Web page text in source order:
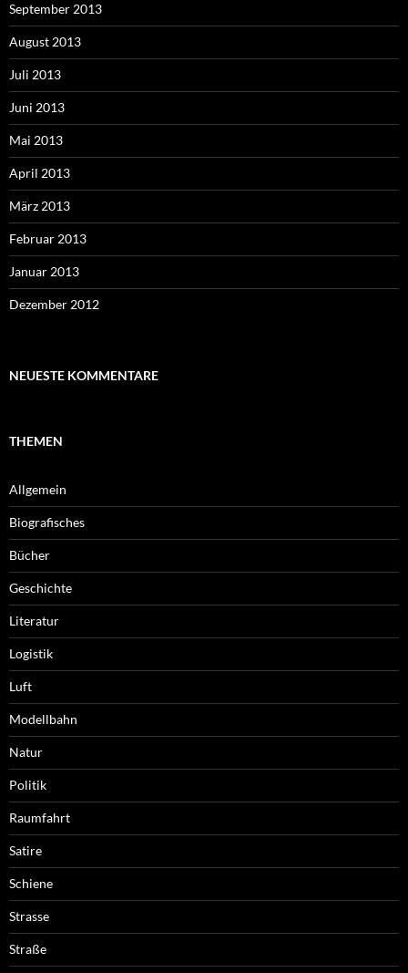
September 2013
August 2013
Juli 2013
Juni 2013
Mai 2013
April 2013
März 2013
Februar 2013
Januar 2013
Dezember 2012
NEUESTE KOMMENTARE
THEMEN
Allgemein
Biografisches
Bücher
Geschichte
Literatur
Logistik
Luft
Modellbahn
Natur
Politik
Raumfahrt
Satire
Schiene
Strasse
Straße